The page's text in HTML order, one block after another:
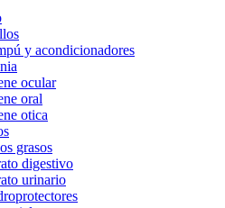
y acondicionadores
ocular
oral
otica
grasos
digestivo
urinario